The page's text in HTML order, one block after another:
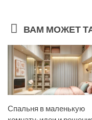
ВАМ МОЖЕТ
Спальня в маленькую